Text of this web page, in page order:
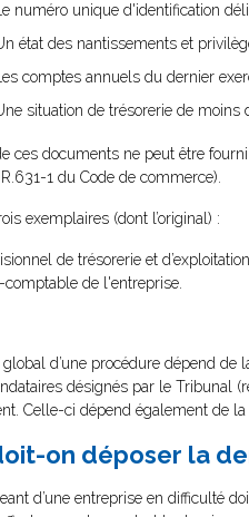
Le numéro unique d'identification
état des nantissements et
Les comptes annuels du dernier
situation de trésorerie de moins
ces documents ne peut être
1 du Code de commerce).
exemplaires (dont l’original) :
de trésorerie et
comptable de l'entreprise.
global d’une procédure dépend de
désignés par le Tribunal
Celle-ci dépend également de
on déposer la
d’une entreprise en difficulté